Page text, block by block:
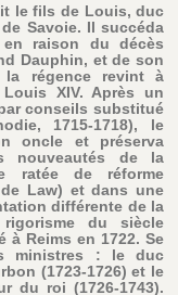
le fils de Louis, duc
Savoie. Il succéda
en raison du décès
Dauphin, et de son
régence revint à
XIV. Après un
conseils substitué
1715-1718), le
oncle et préserva
nouveautés de la
ratée de réforme
Law) et dans une
différente de la
du siècle
à Reims en 1722. Se
ministres : le duc
(1723-1726) et le
du roi (1726-1743).